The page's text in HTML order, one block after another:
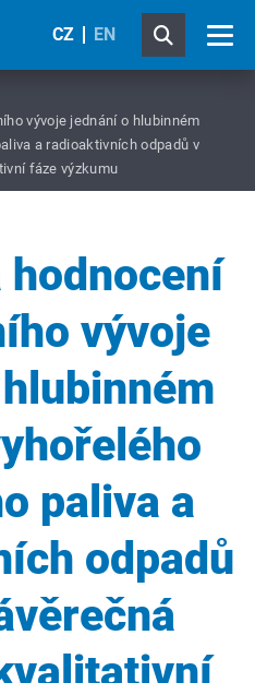
CZ EN
vývoje jednání o hlubinném
a radioaktivních odpadů v
fáze výzkumu
vývoje
paliva a
odpadů